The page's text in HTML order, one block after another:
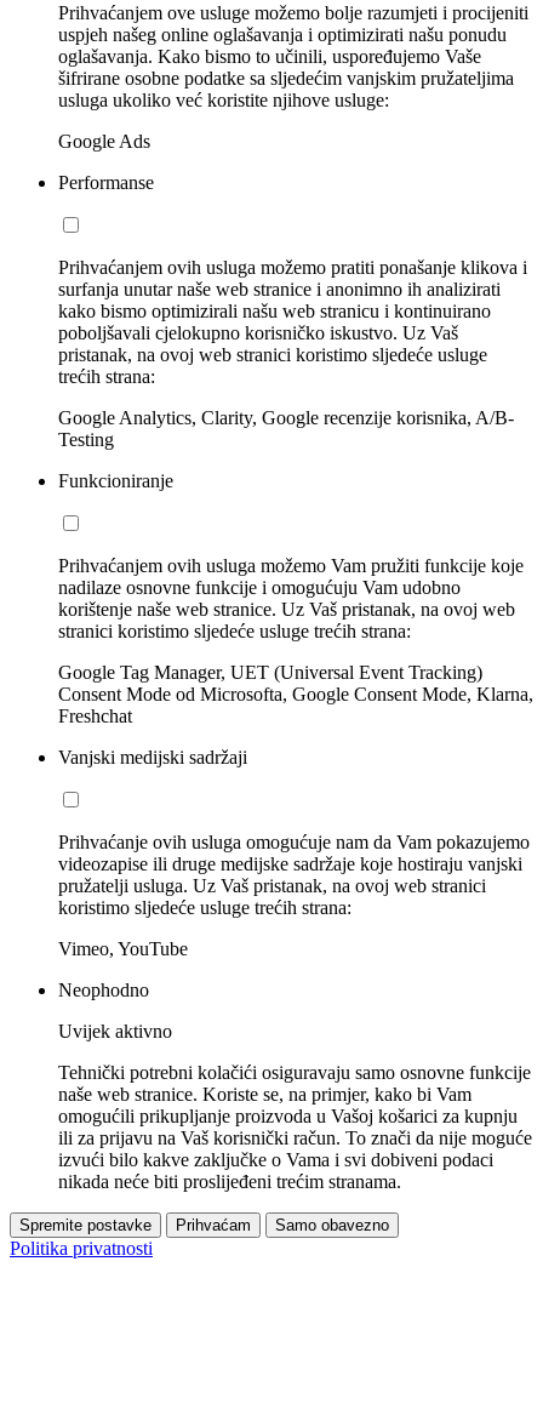
Prihvaćanjem ove usluge možemo bolje razumjeti i procijeniti
uspjeh našeg online oglašavanja i optimizirati našu ponudu
oglašavanja. Kako bismo to učinili, uspoređujemo Vaše
šifrirane osobne podatke sa sljedećim vanjskim pružateljima
usluga ukoliko već koristite njihove usluge:
Google Ads
Performanse
Prihvaćanjem ovih usluga možemo pratiti ponašanje klikova i
surfanja unutar naše web stranice i anonimno ih analizirati
kako bismo optimizirali našu web stranicu i kontinuirano
poboljšavali cjelokupno korisničko iskustvo. Uz Vaš
pristanak, na ovoj web stranici koristimo sljedeće usluge
trećih strana:
Google Analytics, Clarity, Google recenzije korisnika, A/B-
Testing
Funkcioniranje
Prihvaćanjem ovih usluga možemo Vam pružiti funkcije koje
nadilaze osnovne funkcije i omogućuju Vam udobno
korištenje naše web stranice. Uz Vaš pristanak, na ovoj web
stranici koristimo sljedeće usluge trećih strana:
Google Tag Manager, UET (Universal Event Tracking)
Consent Mode od Microsofta, Google Consent Mode, Klarna,
Freshchat
Vanjski medijski sadržaji
Prihvaćanje ovih usluga omogućuje nam da Vam pokazujemo
videozapise ili druge medijske sadržaje koje hostiraju vanjski
pružatelji usluga. Uz Vaš pristanak, na ovoj web stranici
koristimo sljedeće usluge trećih strana:
Vimeo, YouTube
Neophodno
Uvijek aktivno
Tehnički potrebni kolačići osiguravaju samo osnovne funkcije
naše web stranice. Koriste se, na primjer, kako bi Vam
omogućili prikupljanje proizvoda u Vašoj košarici za kupnju
ili za prijavu na Vaš korisnički račun. To znači da nije moguće
izvući bilo kakve zaključke o Vama i svi dobiveni podaci
nikada neće biti proslijeđeni trećim stranama.
Spremite postavke Prihvaćam Samo obavezno
Politika privatnosti